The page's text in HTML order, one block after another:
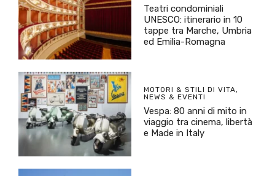
Teatri condominiali
UNESCO: itinerario in 10
tappe tra Marche, Umbria
ed Emilia-Romagna
MOTORI & STILI DI VITA,
NEWS & EVENTI
Vespa: 80 anni di mito in
viaggio tra cinema, libertà
e Made in Italy